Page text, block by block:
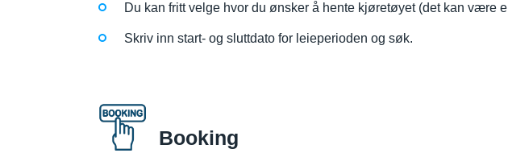
Du kan fritt velge hvor du ønsker å hente kjøretøyet (det kan være
Skriv inn start- og sluttdato for leieperioden og søk.
Booking